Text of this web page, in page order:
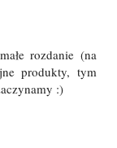
rozdanie (na
produkty, tym
:)